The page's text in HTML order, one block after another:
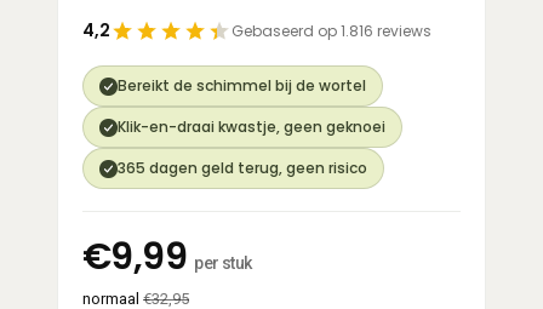
4,2 Gebaseerd op 1.816 reviews
Bereikt de schimmel bij de wortel
Klik-en-draai kwastje, geen geknoei
365 dagen geld terug, geen risico
€9,99 per stuk
normaal €32,95